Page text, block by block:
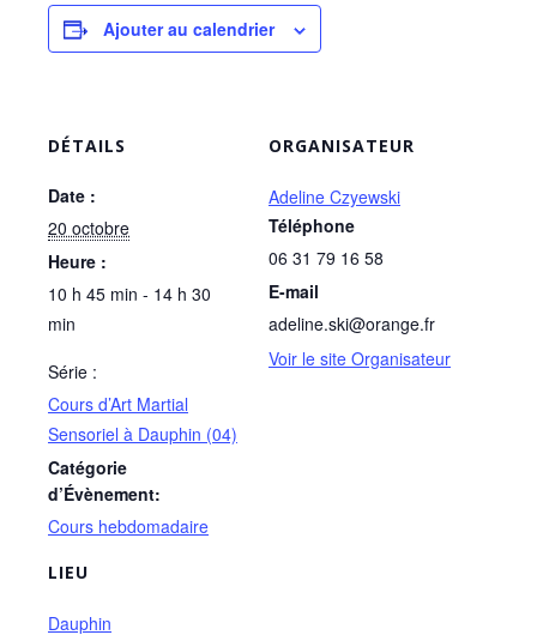
Ajouter au calendrier
DÉTAILS
Date :
20 octobre
Heure :
10 h 45 min - 14 h 30
min
Série :
Cours d’Art Martial
Sensoriel à Dauphin (04)
Catégorie
d’Évènement:
Cours hebdomadaire
LIEU
Dauphin
ORGANISATEUR
Adeline Czyewski
Téléphone
06 31 79 16 58
E-mail
adeline.ski@orange.fr
Voir le site Organisateur